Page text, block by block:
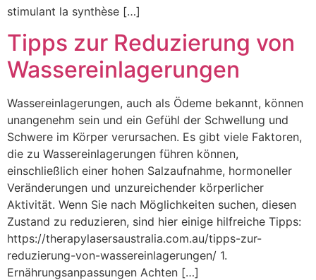
stimulant la synthèse […]
Tipps zur Reduzierung von
Wassereinlagerungen
Wassereinlagerungen, auch als Ödeme bekannt, können
unangenehm sein und ein Gefühl der Schwellung und
Schwere im Körper verursachen. Es gibt viele Faktoren,
die zu Wassereinlagerungen führen können,
einschließlich einer hohen Salzaufnahme, hormoneller
Veränderungen und unzureichender körperlicher
Aktivität. Wenn Sie nach Möglichkeiten suchen, diesen
Zustand zu reduzieren, sind hier einige hilfreiche Tipps:
https://therapylasersaustralia.com.au/tipps-zur-
reduzierung-von-wassereinlagerungen/ 1.
Ernährungsanpassungen Achten […]